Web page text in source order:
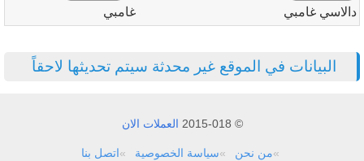
دالاسي غامبي
غامبي
البيانات في الموقع غير محدثة سيتم تحديثها لاحقاً
© 2015-018 العملات الان
من نحن سياسة الخصوصية اتصل بنا